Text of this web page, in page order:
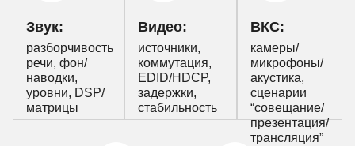
Звук:
разборчивость
речи, фон/
наводки,
уровни, DSP/
матрицы
Видео:
источники,
коммутация,
EDID/HDCP,
задержки,
стабильность
ВКС:
камеры/
микрофоны/
акустика,
сценарии
“совещание/
презентация/
трансляция”